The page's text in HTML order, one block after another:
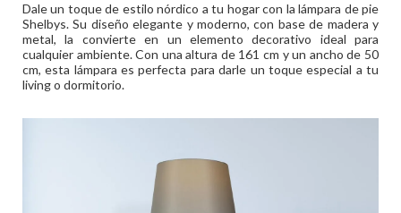
Dale un toque de estilo nórdico a tu hogar con la lámpara de pie
Shelbys. Su diseño elegante y moderno, con base de madera y
metal, la convierte en un elemento decorativo ideal para
cualquier ambiente. Con una altura de 161 cm y un ancho de 50
cm, esta lámpara es perfecta para darle un toque especial a tu
living o dormitorio.